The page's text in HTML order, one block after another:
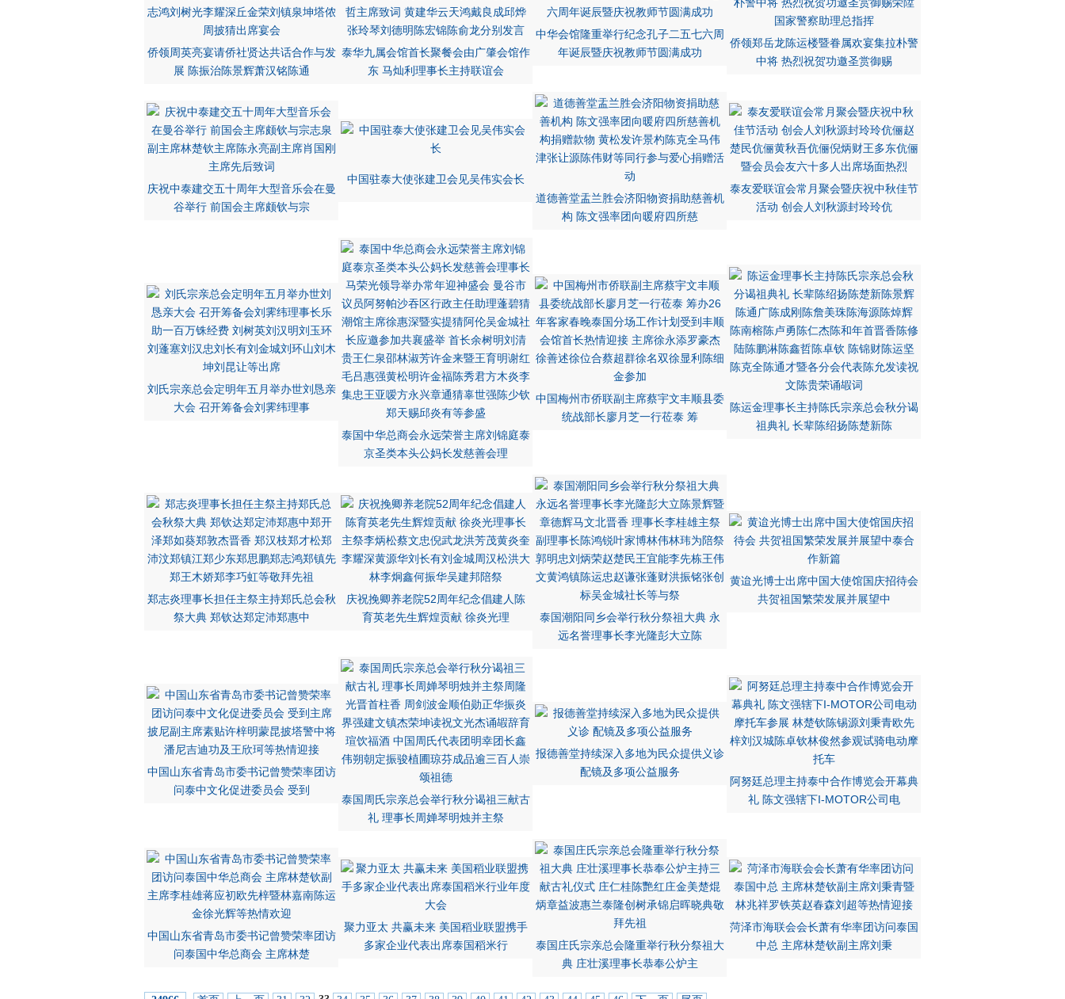
侨领周英亮宴请侨社贤达共话合作与发
展 陈振治陈景辉萧汉铭陈通
泰华九属会馆首长聚餐会由广肇会馆作
东 马灿利理事长主持联谊会
中华会馆隆重举行纪念孔子二五七六周
年诞辰暨庆祝教师节圆满成功
侨领郑岳龙陈运楼暨眷属欢宴集拉朴警
中将 热烈祝贺功邀圣赏御赐
庆祝中泰建交五十周年大型音乐会在曼
谷举行 前国会主席颇钦与宗
中国驻泰大使张建卫会见吴伟实会长
道德善堂盂兰胜会济阳物资捐助慈善机
构 陈文强率团向暖府四所慈
泰友爱联谊会常月聚会暨庆祝中秋佳节
活动 创会人刘秋源封玲玲伉
刘氏宗亲总会定明年五月举办世刘恳亲
大会 召开筹备会刘霁纬理事
泰国中华总商会永远荣誉主席刘锦庭泰
京圣类本头公妈长发慈善会理
中国梅州市侨联副主席蔡宇文丰顺县委
统战部长廖月芝一行莅泰 筹
陈运金理事长主持陈氏宗亲总会秋分谒
祖典礼 长辈陈绍扬陈楚新陈
郑志炎理事长担任主祭主持郑氏总会秋
祭大典 郑钦达郑定沛郑惠中
庆祝挽卿养老院52周年纪念倡建人陈
育英老先生辉煌贡献 徐炎光理
泰国潮阳同乡会举行秋分祭祖大典 永
远名誉理事长李光隆彭大立陈
黄迨光博士出席中国大使馆国庆招待会
共贺祖国繁荣发展并展望中
中国山东省青岛市委书记曾赞荣率团访
问泰中文化促进委员会 受到
泰国周氏宗亲总会举行秋分谒祖三献古
礼 理事长周婵琴明烛并主祭
报德善堂持续深入多地为民众提供义诊
配镜及多项公益服务
阿努廷总理主持泰中合作博览会开幕典
礼 陈文强辖下I-MOTOR公司电
中国山东省青岛市委书记曾赞荣率团访
问泰国中华总商会 主席林楚
聚力亚太 共赢未来 美国稻业联盟携手
多家企业代表出席泰国稻米行
泰国庄氏宗亲总会隆重举行秋分祭祖大
典 庄壮溪理事长恭奉公炉主
菏泽市海联会会长萧有华率团访问泰国
中总 主席林楚钦副主席刘秉